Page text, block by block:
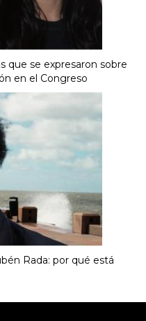
que se expresaron sobre
en el Congreso
Rada: por qué está